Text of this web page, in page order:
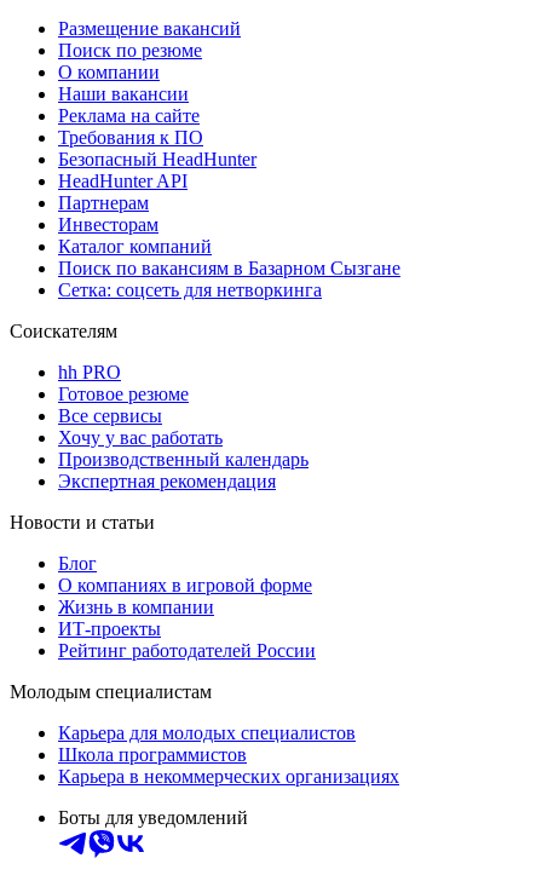
Размещение вакансий
Поиск по резюме
О компании
Наши вакансии
Реклама на сайте
Требования к ПО
Безопасный HeadHunter
HeadHunter API
Партнерам
Инвесторам
Каталог компаний
Поиск по вакансиям в Базарном Сызгане
Сетка: соцсеть для нетворкинга
Соискателям
hh PRO
Готовое резюме
Все сервисы
Хочу у вас работать
Производственный календарь
Экспертная рекомендация
Новости и статьи
Блог
О компаниях в игровой форме
Жизнь в компании
ИТ-проекты
Рейтинг работодателей России
Молодым специалистам
Карьера для молодых специалистов
Школа программистов
Карьера в некоммерческих организациях
Боты для уведомлений